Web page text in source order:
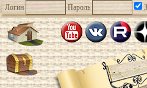
Логин Пароль